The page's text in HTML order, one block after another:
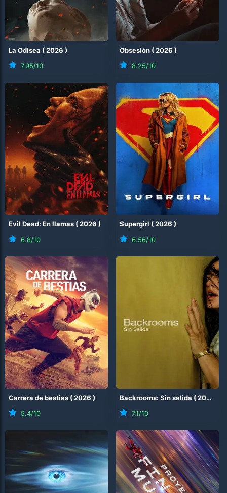
La Odisea (2026 )
7.95/10
Obsesión (2026 )
8.25/10
Evil Dead: En llamas (2026 )
6.8/10
Supergirl (2026 )
6.56/10
Carrera de bestias (2026 )
5.4/10
Backrooms: Sin salida (2026
7.1/10